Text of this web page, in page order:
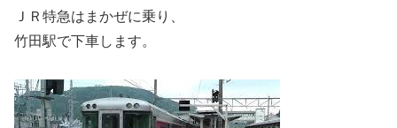
ＪＲ特急はまかぜに乗り、
竹田駅で下車します。